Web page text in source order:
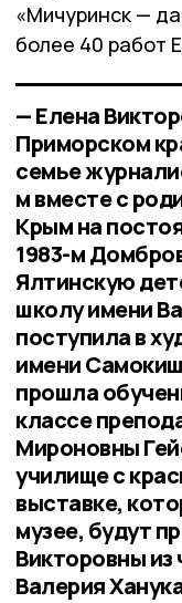
«Мичуринск —
более 40 работ
— Елена
Приморском
семье
м вместе с
Крым на
1983-м
Ялтинскую
школу имени
поступила в
имени
прошла
классе
Мироновны
училище с
выставке,
музее, будут
Викторовны из
Валерия